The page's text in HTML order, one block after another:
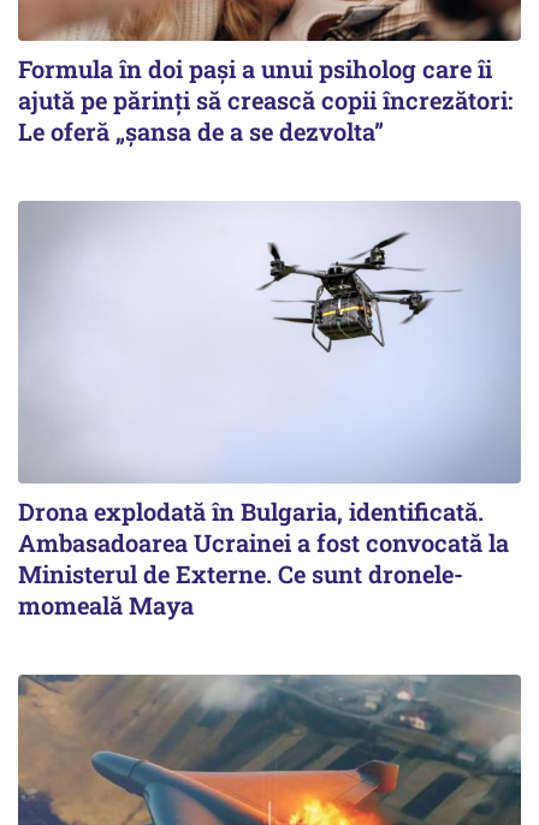
Formula în doi pași a unui psiholog care îi
ajută pe părinți să crească copii încrezători:
Le oferă „șansa de a se dezvolta”
Drona explodată în Bulgaria, identificată.
Ambasadoarea Ucrainei a fost convocată la
Ministerul de Externe. Ce sunt dronele-
momeală Maya